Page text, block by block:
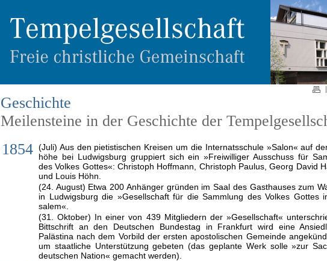
Geschichte
Meilensteine in der Geschichte der
1854 (Juli) Aus den pietistischen Kreisen um die Internatsschule »Salon« auf
höhe bei Ludwigsburg gruppiert sich ein »Freiwilliger Ausschuss für
des Volkes Gottes«: Christoph Hoffmann, Christoph Paulus, Georg David
und Louis Höhn.
(24. August) Etwa 200 Anhänger gründen im Saal des Gasthauses zum
in Ludwigsburg die »Gesellschaft für die Sammlung des Volkes Gottes
salem«.
(31. Oktober) In einer von 439 Mitgliedern der »Gesellschaft«
Bittschrift an den Deutschen Bundestag in Frankfurt wird eine
Palästina nach dem Vorbild der ersten apostolischen Gemeinde
um staatliche Unterstützung gebeten (das geplante Werk solle »zur
deutschen Nation« gemacht werden).